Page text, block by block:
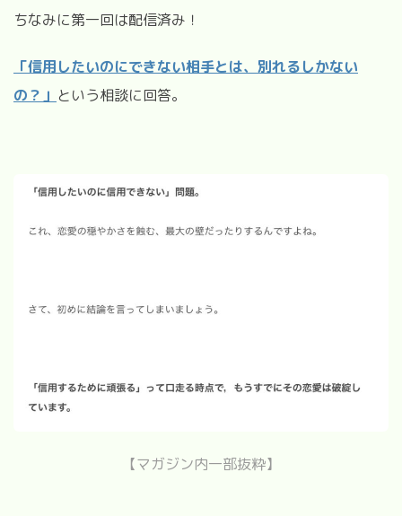
ちなみに第一回は配信済み！
「信用したいのにできない相手とは、別れるしかない
の？」 という相談に回答。
【マガジン内一部抜粋】